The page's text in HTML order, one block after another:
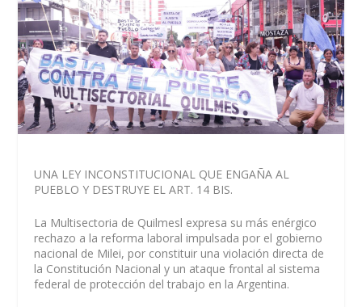
UNA LEY INCONSTITUCIONAL QUE ENGAÑA AL
PUEBLO Y DESTRUYE EL ART. 14 BIS.
La Multisectoria de Quilmesl expresa su más enérgico
rechazo a la reforma laboral impulsada por el gobierno
nacional de Milei, por constituir una violación directa de
la Constitución Nacional y un ataque frontal al sistema
federal de protección del trabajo en la Argentina.